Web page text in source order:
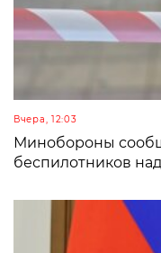
Вчера, 12:03
Минобороны
беспилотников